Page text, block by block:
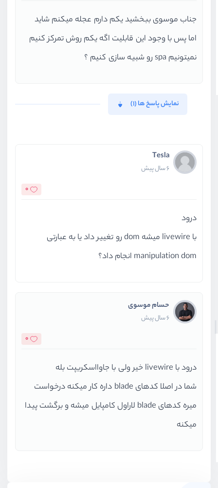
جناب موسوی ببخشید یکم دارم عجله میکنم شاید
اما پس با وجود این قابلیت اگه یکم روش تمرکز کنیم
نمیتونیم spa رو شبیه سازی کنیم ؟
نمایش پاسخ ها (1)
Tesla
6 سال پیش
0
درود
با livewire میشه dom رو تغییر داد یا به عبارتی
manipulation dom انجام داد؟
حسام موسوی
6 سال پیش
0
درود با livewire خیر ولی با جاوااسکریپت بله
شما در اصلا کدهای blade داره کار میکنه درخواست
میره کدهای blade لاراول کامپایل میشه و برگشت پیدا
میکنه